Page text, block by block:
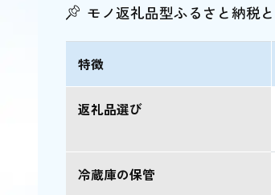
モノ返礼品型ふるさと納税
特徴
返礼品選び
冷蔵庫の保管